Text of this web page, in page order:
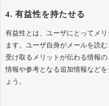
4. 有益性を持たせる
有益性とは、ユーザにとってメ
ます。ユーザ自身がメールを読
受け取るメリットが伝わる情報
情報や参考となる追加情報など
ょう。